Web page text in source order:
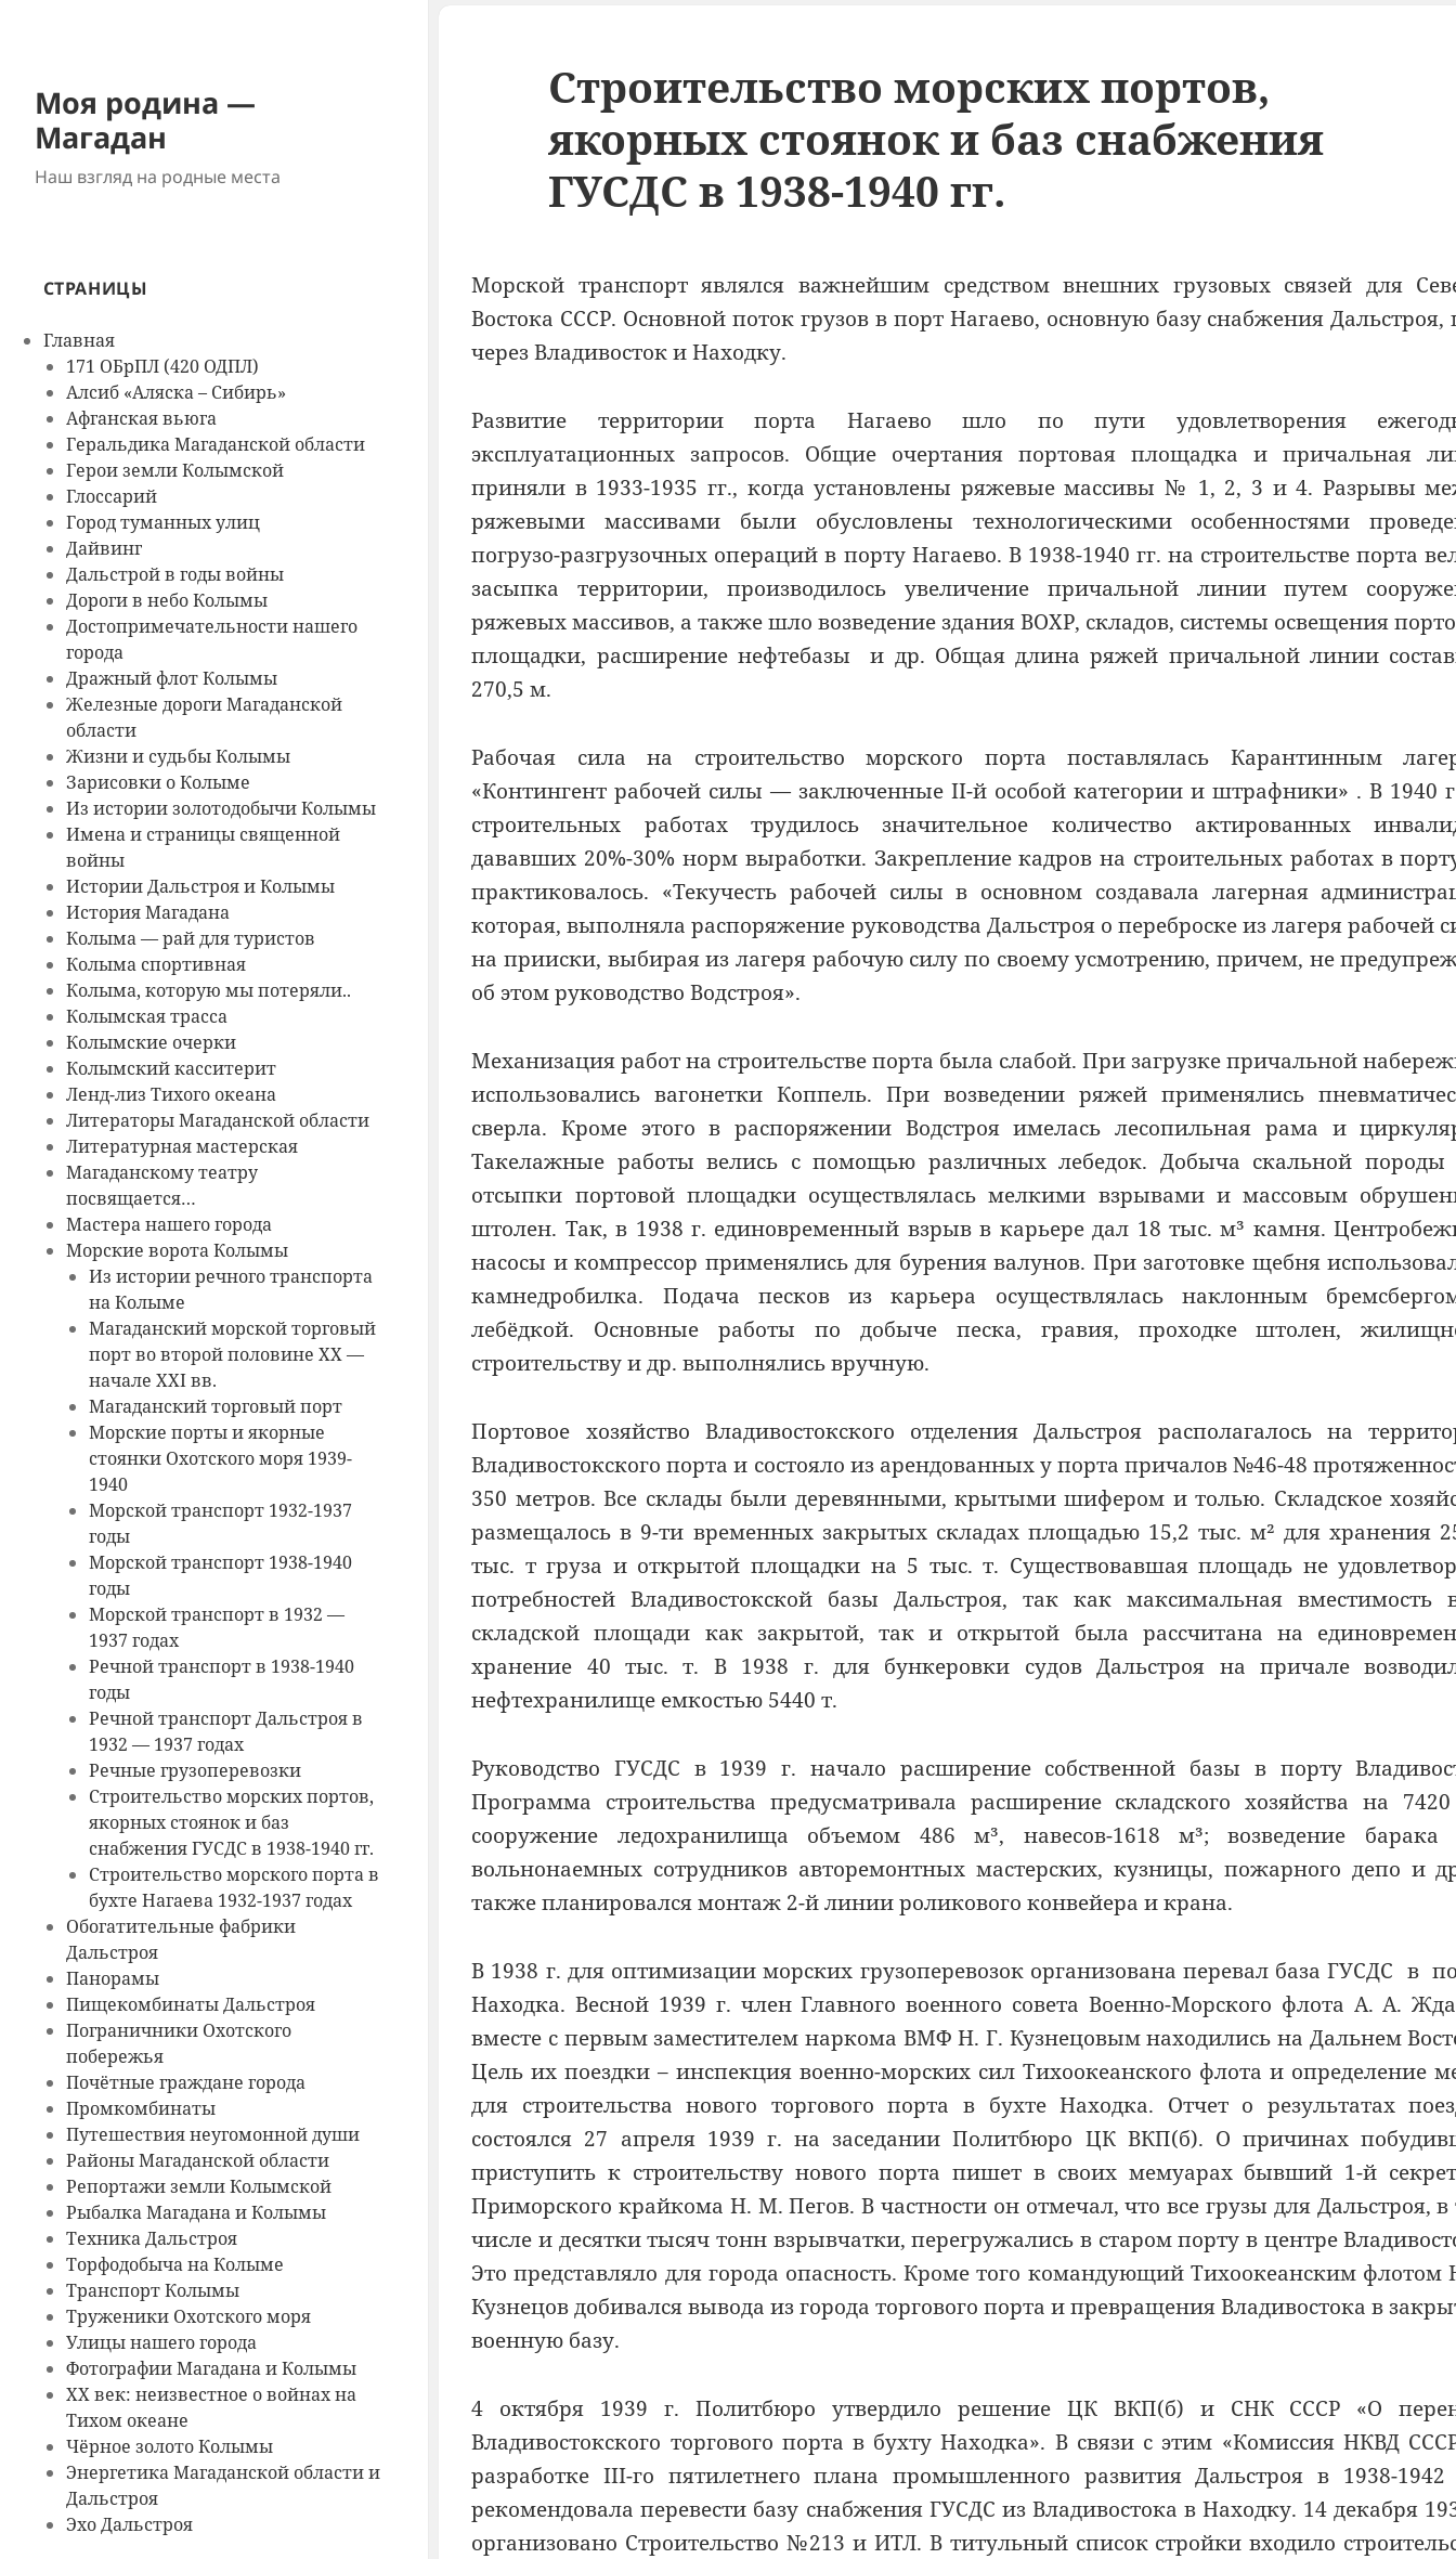
Моя родина —
Магадан
Наш взгляд на родные места
СТРАНИЦЫ
Главная
171 ОБрПЛ (420 ОДПЛ)
Алсиб «Аляска – Сибирь»
Афганская вьюга
Геральдика Магаданской области
Герои земли Колымской
Глоссарий
Город туманных улиц
Дайвинг
Дальстрой в годы войны
Дороги в небо Колымы
Достопримечательности нашего
города
Дражный флот Колымы
Железные дороги Магаданской
области
Жизни и судьбы Колымы
Зарисовки о Колыме
Из истории золотодобычи Колымы
Имена и страницы священной
войны
Истории Дальстроя и Колымы
История Магадана
Колыма — рай для туристов
Колыма спортивная
Колыма, которую мы потеряли..
Колымская трасса
Колымские очерки
Колымский касситерит
Ленд-лиз Тихого океана
Литераторы Магаданской области
Литературная мастерская
Магаданскому театру
посвящается…
Мастера нашего города
Морские ворота Колымы
Из истории речного транспорта
на Колыме
Магаданский морской торговый
порт во второй половине ХХ —
начале ХХI вв.
Магаданский торговый порт
Морские порты и якорные
стоянки Охотского моря 1939-
1940
Морской транспорт 1932-1937
годы
Морской транспорт 1938-1940
годы
Морской транспорт в 1932 —
1937 годах
Речной транспорт в 1938-1940
годы
Речной транспорт Дальстроя в
1932 — 1937 годах
Речные грузоперевозки
Строительство морских портов,
якорных стоянок и баз
снабжения ГУСДС в 1938-1940 гг.
Строительство морского порта в
бухте Нагаева 1932-1937 годах
Обогатительные фабрики
Дальстроя
Панорамы
Пищекомбинаты Дальстроя
Пограничники Охотского
побережья
Почётные граждане города
Промкомбинаты
Путешествия неугомонной души
Районы Магаданской области
Репортажи земли Колымской
Рыбалка Магадана и Колымы
Техника Дальстроя
Торфодобыча на Колыме
Транспорт Колымы
Труженики Охотского моря
Улицы нашего города
Фотографии Магадана и Колымы
ХХ век: неизвестное о войнах на
Тихом океане
Чёрное золото Колымы
Энергетика Магаданской области и
Дальстроя
Эхо Дальстроя
Строительство морских портов,
якорных стоянок и баз снабжения
ГУСДС в 1938-1940 гг.
Морской транспорт являлся важнейшим средством внешних грузовых связей для
Востока СССР. Основной поток грузов в порт Нагаево, основную базу снабжения
через Владивосток и Находку.
Развитие территории порта Нагаево шло по пути удовлетворения
эксплуатационных запросов. Общие очертания портовая площадка и причальная
приняли в 1933-1935 гг., когда установлены ряжевые массивы № 1, 2, 3 и 4. Разрывы
ряжевыми массивами были обусловлены технологическими особенностями
погрузо-разгрузочных операций в порту Нагаево. В 1938-1940 гг. на строительстве порта
засыпка территории, производилось увеличение причальной линии путем
ряжевых массивов, а также шло возведение здания ВОХР, складов, системы освещения
площадки, расширение нефтебазы и др. Общая длина ряжей причальной линии
270,5 м.
Рабочая сила на строительство морского порта поставлялась Карантинным
«Контингент рабочей силы — заключенные II-й особой категории и штрафники» . В 1940
строительных работах трудилось значительное количество актированных
дававших 20%-30% норм выработки. Закрепление кадров на строительных работах в
практиковалось. «Текучесть рабочей силы в основном создавала лагерная
которая, выполняла распоряжение руководства Дальстроя о переброске из лагеря рабочей
на прииски, выбирая из лагеря рабочую силу по своему усмотрению, причем, не
об этом руководство Водстроя».
Механизация работ на строительстве порта была слабой. При загрузке причальной
использовались вагонетки Коппель. При возведении ряжей применялись
сверла. Кроме этого в распоряжении Водстроя имелась лесопильная рама и
Такелажные работы велись с помощью различных лебедок. Добыча скальной породы
отсыпки портовой площадки осуществлялась мелкими взрывами и массовым
штолен. Так, в 1938 г. единовременный взрыв в карьере дал 18 тыс. м³ камня.
насосы и компрессор применялись для бурения валунов. При заготовке щебня
камнедробилка. Подача песков из карьера осуществлялась наклонным
лебёдкой. Основные работы по добыче песка, гравия, проходке штолен,
строительству и др. выполнялись вручную.
Портовое хозяйство Владивостокского отделения Дальстроя располагалось на
Владивостокского порта и состояло из арендованных у порта причалов №46-48
350 метров. Все склады были деревянными, крытыми шифером и толью. Складское
размещалось в 9-ти временных закрытых складах площадью 15,2 тыс. м² для хранения
тыс. т груза и открытой площадки на 5 тыс. т. Существовавшая площадь не
потребностей Владивостокской базы Дальстроя, так как максимальная вместимость
складской площади как закрытой, так и открытой была рассчитана на
хранение 40 тыс. т. В 1938 г. для бункеровки судов Дальстроя на причале
нефтехранилище емкостью 5440 т.
Руководство ГУСДС в 1939 г. начало расширение собственной базы в порту
Программа строительства предусматривала расширение складского хозяйства на
сооружение ледохранилища объемом 486 м³, навесов-1618 м³; возведение барака
вольнонаемных сотрудников авторемонтных мастерских, кузницы, пожарного депо и
также планировался монтаж 2-й линии роликового конвейера и крана.
В 1938 г. для оптимизации морских грузоперевозок организована перевал база ГУСДС в
Находка. Весной 1939 г. член Главного военного совета Военно-Морского флота А. А.
вместе с первым заместителем наркома ВМФ Н. Г. Кузнецовым находились на Дальнем
Цель их поездки – инспекция военно-морских сил Тихоокеанского флота и определение
для строительства нового торгового порта в бухте Находка. Отчет о результатах
состоялся 27 апреля 1939 г. на заседании Политбюро ЦК ВКП(б). О причинах
приступить к строительству нового порта пишет в своих мемуарах бывший 1-й
Приморского крайкома Н. М. Пегов. В частности он отмечал, что все грузы для Дальстроя,
числе и десятки тысяч тонн взрывчатки, перегружались в старом порту в центре
Это представляло для города опасность. Кроме того командующий Тихоокеанским флотом
Кузнецов добивался вывода из города торгового порта и превращения Владивостока в
военную базу.
4 октября 1939 г. Политбюро утвердило решение ЦК ВКП(б) и СНК СССР «О
Владивостокского торгового порта в бухту Находка». В связи с этим «Комиссия НКВД
разработке III-го пятилетнего плана промышленного развития Дальстроя в 1938-1942
рекомендовала перевести базу снабжения ГУСДС из Владивостока в Находку. 14 декабря
организовано Строительство №213 и ИТЛ. В титульный список стройки входило